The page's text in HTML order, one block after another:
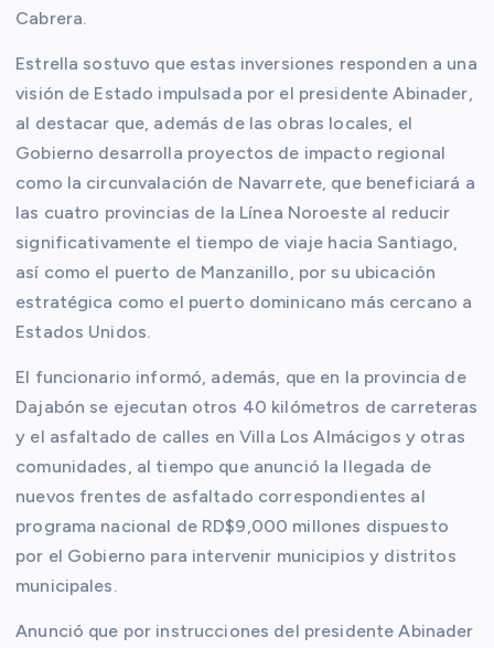
Cabrera.
Estrella sostuvo que estas inversiones responden a una
visión de Estado impulsada por el presidente Abinader,
al destacar que, además de las obras locales, el
Gobierno desarrolla proyectos de impacto regional
como la circunvalación de Navarrete, que beneficiará a
las cuatro provincias de la Línea Noroeste al reducir
significativamente el tiempo de viaje hacia Santiago,
así como el puerto de Manzanillo, por su ubicación
estratégica como el puerto dominicano más cercano a
Estados Unidos.
El funcionario informó, además, que en la provincia de
Dajabón se ejecutan otros 40 kilómetros de carreteras
y el asfaltado de calles en Villa Los Almácigos y otras
comunidades, al tiempo que anunció la llegada de
nuevos frentes de asfaltado correspondientes al
programa nacional de RD$9,000 millones dispuesto
por el Gobierno para intervenir municipios y distritos
municipales.
Anunció que por instrucciones del presidente Abinader